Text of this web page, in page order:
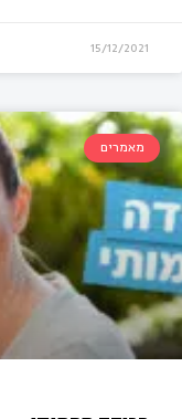
15/12/2021
מאמרים